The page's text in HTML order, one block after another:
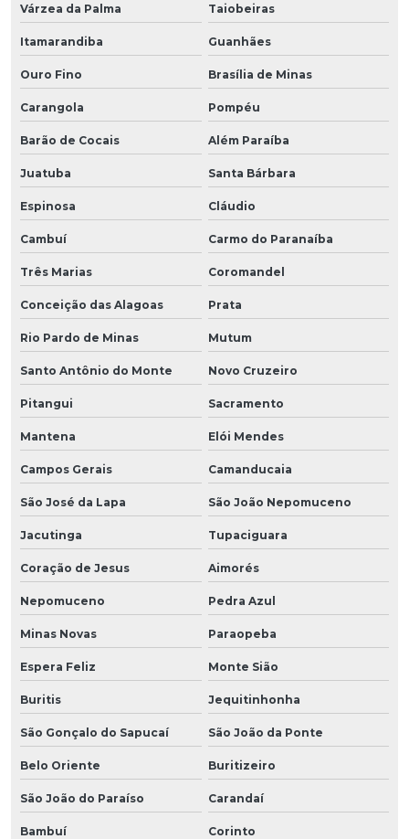
Várzea da Palma Taiobeiras
Itamarandiba Guanhães
Ouro Fino Brasília de Minas
Carangola Pompéu
Barão de Cocais Além Paraíba
Juatuba Santa Bárbara
Espinosa Cláudio
Cambuí Carmo do Paranaíba
Três Marias Coromandel
Conceição das Alagoas Prata
Rio Pardo de Minas Mutum
Santo Antônio do Monte Novo Cruzeiro
Pitangui Sacramento
Mantena Elói Mendes
Campos Gerais Camanducaia
São José da Lapa São João Nepomuceno
Jacutinga Tupaciguara
Coração de Jesus Aimorés
Nepomuceno Pedra Azul
Minas Novas Paraopeba
Espera Feliz Monte Sião
Buritis Jequitinhonha
São Gonçalo do Sapucaí São João da Ponte
Belo Oriente Buritizeiro
São João do Paraíso Carandaí
Bambuí Corinto